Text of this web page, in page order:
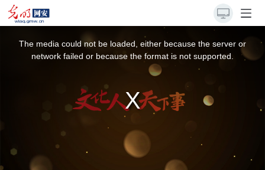
The media could not be loaded, either because the server or
network failed or because the format is not supported.